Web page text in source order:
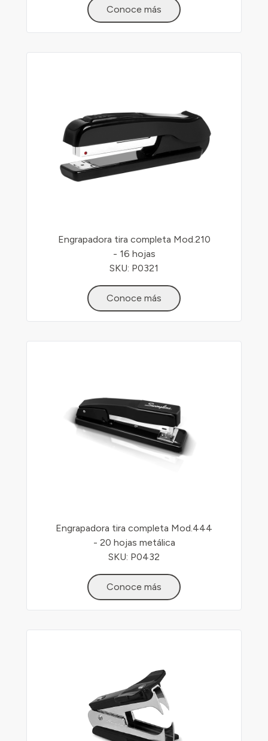
Conoce más
Engrapadora tira completa Mod.210
- 16 hojas
SKU: P0321
Conoce más
Engrapadora tira completa Mod.444
- 20 hojas metálica
SKU: P0432
Conoce más